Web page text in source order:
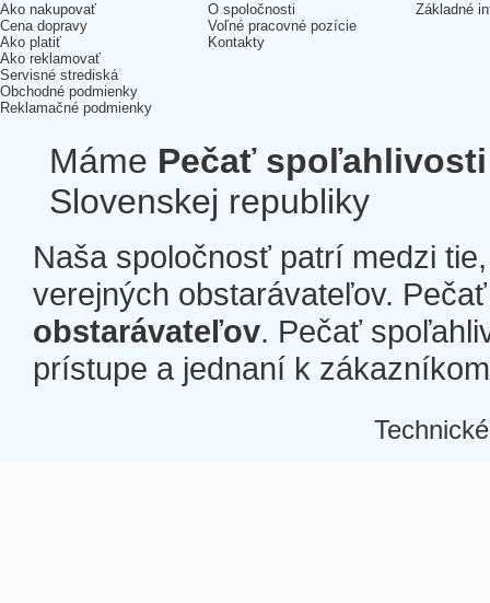
Ako nakupovať
Cena dopravy
Ako platiť
Ako reklamovať
Servisné strediská
Obchodné podmienky
Reklamačné podmienky
O spoločnosti
Voľné pracovné pozície
Kontakty
Základné
Máme Pečať spoľahlivosti
Slovenskej republiky
Naša spoločnosť patrí medzi
verejných obstarávateľov.
obstarávateľov. Pečať
prístupe a jednaní k